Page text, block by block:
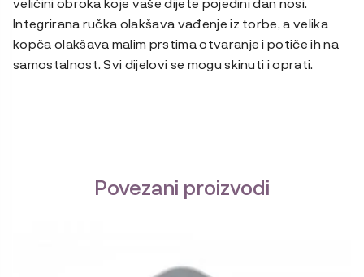
Integrirana ručka olakšava vađenje iz torbe, a velika
kopča olakšava malim prstima otvaranje i potiče ih na
samostalnost. Svi dijelovi se mogu skinuti i oprati.
Povezani proizvodi